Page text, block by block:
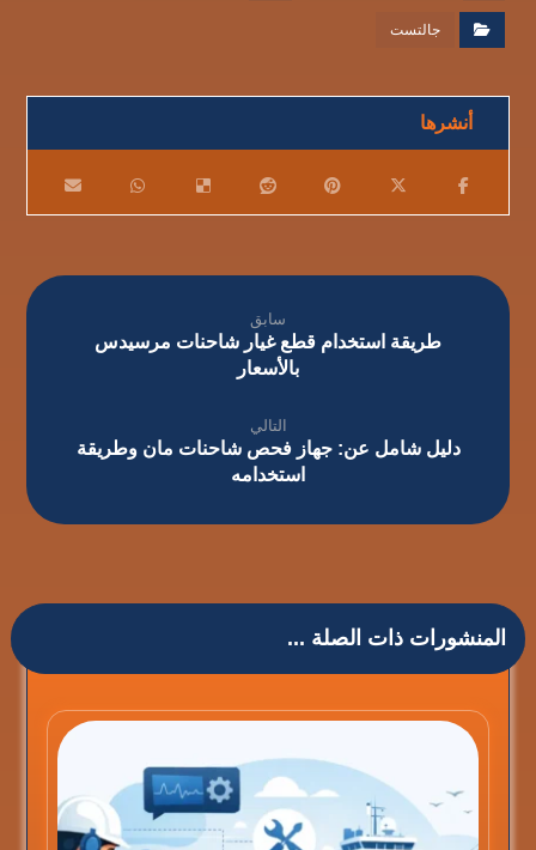
جالتست
سابق
طريقة استخدام قطع غيار شاحنات مرسيدس
بالأسعار
التالي
دليل شامل عن: جهاز فحص شاحنات مان وطريقة
استخدامه
المنشورات ذات الصلة ...